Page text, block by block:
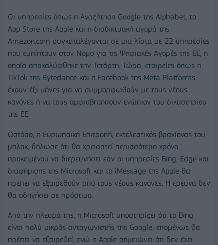
Οι υπηρεσίες όπως η Αναζήτηση Google της Alphabet, το
App Store της Apple και η διαδικτυακή αγορά της
Amazon.com συγκαταλέγονται σε μια λίστα με 22 υπηρεσίες
που εμπίπτουν στον Νόμο για τις Ψηφιακές Αγορές της ΕΕ, η
οποία αποκαλύφθηκε την Τετάρτη. Τώρα, εταιρείες όπως η
TikTok της Bytedance και η Facebook της Meta Platforms
έχουν έξι μήνες για να συμμορφωθούν με τους νέους
κανόνες ή να τους αμφισβητήσουν ενώπιον του δικαστηρίου
της ΕΕ.
Ωστόσο, η Ευρωπαϊκή Επιτροπή, εκτελεστικός βραχίονας του
μπλοκ, δήλωσε ότι θα χρειαστεί περισσότερο χρόνο
προκειμένου να διερευνήσει εάν οι υπηρεσίες Bing, Edge και
διαφήμισης της Microsoft και το iMessage της Apple θα
πρέπει να εξαιρεθούν από τους νέους κανόνες. Η έρευνα δεν
θα οδηγήσει σε πρόστιμο.
Από την πλευρά της, η Microsoft υποστηρίζει ότι το Bing
είναι πολύ μικρός ανταγωνιστής της Google, επομένως θα
πρέπει να εξαιρεθεί, ενώ η Apple σημειώνει ότι δεν έχει